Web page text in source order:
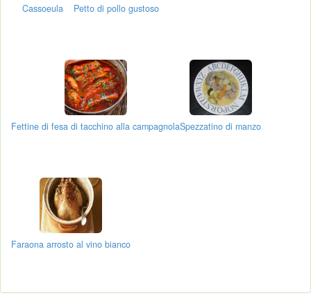
Cassoeula Petto di pollo gustoso
Fettine di fesa di tacchino alla campagnolaSpezzatino di manzo
Faraona arrosto al vino bianco